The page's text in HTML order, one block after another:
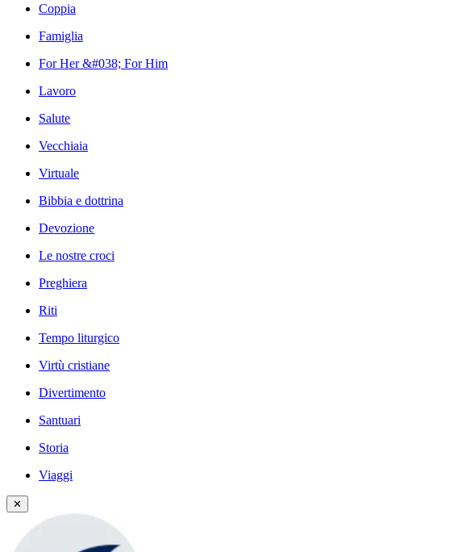
Coppia
Famiglia
For Her &#038; For Him
Lavoro
Salute
Vecchiaia
Virtuale
Bibbia e dottrina
Devozione
Le nostre croci
Preghiera
Riti
Tempo liturgico
Virtù cristiane
Divertimento
Santuari
Storia
Viaggi
✕